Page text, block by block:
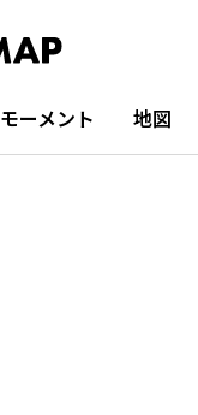
モーメント 地図